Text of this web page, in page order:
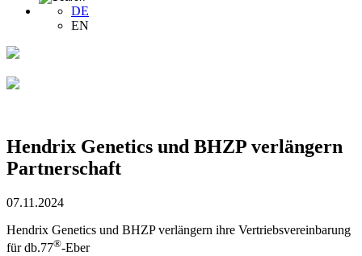
DE
EN
Hendrix Genetics und BHZP verlängern
Partnerschaft
07.11.2024
Hendrix Genetics und BHZP verlängern ihre Vertriebsvereinbarung
für db.77®-Eber